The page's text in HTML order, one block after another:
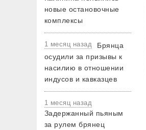
новые остановочные
комплексы
1 месяц назад
Брянца
осудили за призывы к
насилию в отношении
индусов и кавказцев
1 месяц назад
Задержанный пьяным
за рулем брянец